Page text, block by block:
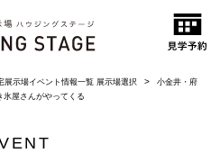
展示場イベント情報一覧 展示場選択
小金井・府
氷屋さんがやってくる